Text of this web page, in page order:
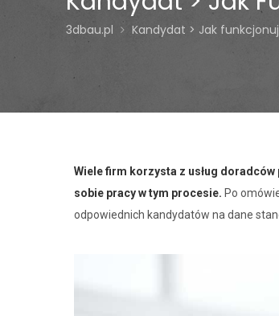
3dbau.pl Kandydat > Jak
Wiele firm korzysta z usług
sobie pracy w tym procesie. Po
odpowiednich kandydatów na dane